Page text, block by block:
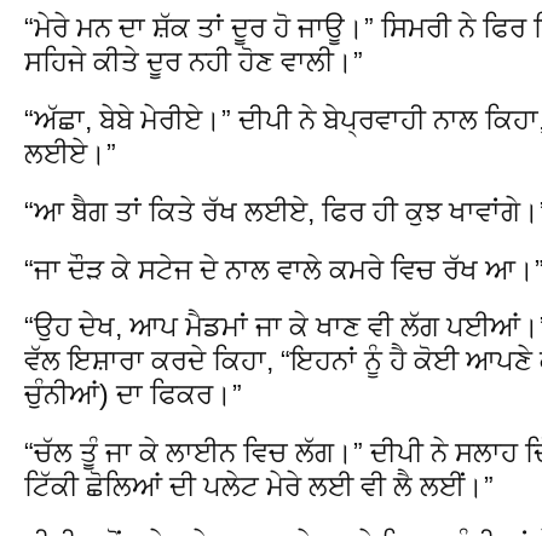
“ਮੇਰੇ ਮਨ ਦਾ ਸ਼ੱਕ ਤਾਂ ਦੂਰ ਹੋ ਜਾਊ।” ਸਿਮਰੀ ਨੇ
ਸਹਿਜੇ ਕੀਤੇ ਦੂਰ ਨਹੀ ਹੋਣ ਵਾਲੀ।”
“ਅੱਛਾ, ਬੇਬੇ ਮੇਰੀਏ।” ਦੀਪੀ ਨੇ ਬੇਪ੍ਰਵਾਹੀ ਨਾਲ
ਲਈਏ।”
“ਆ ਬੈਗ ਤਾਂ ਕਿਤੇ ਰੱਖ ਲਈਏ, ਫਿਰ ਹੀ ਕੁਝ
“ਜਾ ਦੌੜ ਕੇ ਸਟੇਜ ਦੇ ਨਾਲ ਵਾਲੇ ਕਮਰੇ ਵਿਚ ਰੱਖ
“ਉਹ ਦੇਖ, ਆਪ ਮੈਡਮਾਂ ਜਾ ਕੇ ਖਾਣ ਵੀ ਲੱਗ
ਵੱਲ ਇਸ਼ਾਰਾ ਕਰਦੇ ਕਿਹਾ, “ਇਹਨਾਂ ਨੂੰ ਹੈ ਕੋਈ
ਚੁੰਨੀਆਂ) ਦਾ ਫਿਕਰ।”
“ਚੱਲ ਤੂੰ ਜਾ ਕੇ ਲਾਈਨ ਵਿਚ ਲੱਗ।” ਦੀਪੀ ਨੇ ਸਲਾਹ
ਟਿੱਕੀ ਛੋਲਿਆਂ ਦੀ ਪਲੇਟ ਮੇਰੇ ਲਈ ਵੀ ਲੈ ਲਈਂ।”